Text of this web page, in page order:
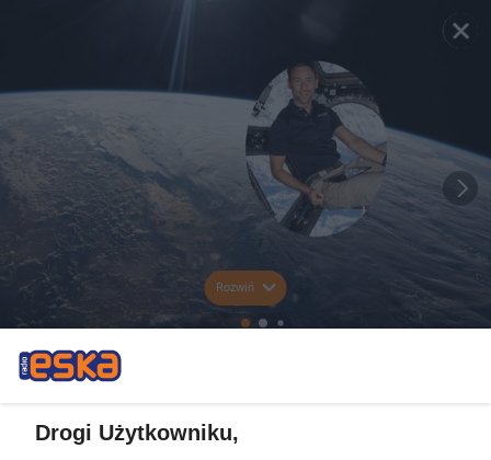
Rozwiń
Drogi Użytkowniku,